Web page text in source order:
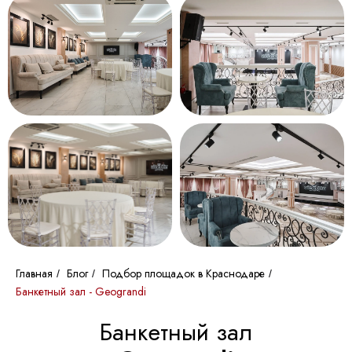
Главная / Блог / Подбор площадок в Краснодаре /
Банкетный зал - Geograndi
Банкетный зал